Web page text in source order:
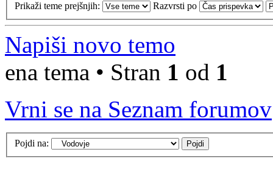
Prikaži teme prejšnjih: Razvrsti po
Napiši novo temo
ena tema • Stran 1 od 1
Vrni se na Seznam forumov
Pojdi na: